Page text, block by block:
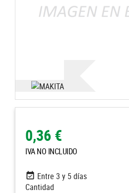
0,36 €
IVA NO INCLUIDO
Entre 3 y 5 días
Cantidad